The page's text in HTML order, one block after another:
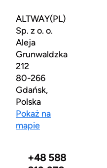
ALTWAY(PL)
Sp. z o. o.
Aleja
Grunwaldzka
212
80-266
Gdańsk,
Polska
Pokaż na
mapie
+48 588